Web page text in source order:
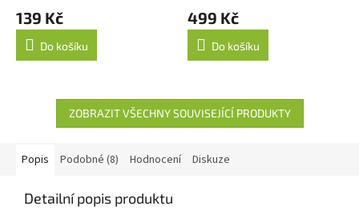
hodnocení
produktu
5,0
hvězdiček.
139 Kč
Do košíku
499 Kč
Do košíku
ZOBRAZIT VŠECHNY SOUVISEJÍCÍ PRODUKTY
Popis Podobné (8) Hodnocení Diskuze
Detailní popis produktu